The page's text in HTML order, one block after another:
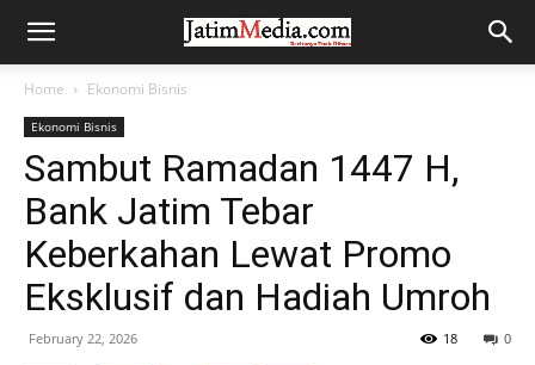
Home Ekonomi Bisnis
Ekonomi Bisnis
Sambut Ramadan 1447 H,
Bank Jatim Tebar
Keberkahan Lewat Promo
Eksklusif dan Hadiah Umroh
February 22, 2026 0
18